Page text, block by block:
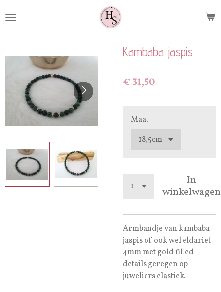
direct
hoofdinhoud
Kambaba jaspis
€ 31,50
Maat
In
winkelwagen
Armbandje van kambaba
jaspis of ook wel eldariet
4mm met gold filled
details geregen op
juweliers elastiek.